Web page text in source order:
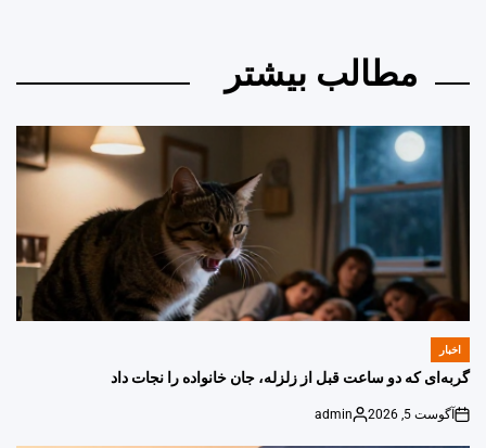
مطالب بیشتر
POSTED
IN
اخبار
گربه‌ای که دو ساعت قبل از زلزله، جان خانواده را نجات داد
on
آگوست 5, 2026
Posted
admin